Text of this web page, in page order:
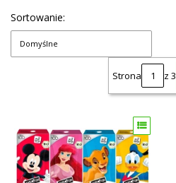
Sortowanie:
Domyślne
Strona z 3